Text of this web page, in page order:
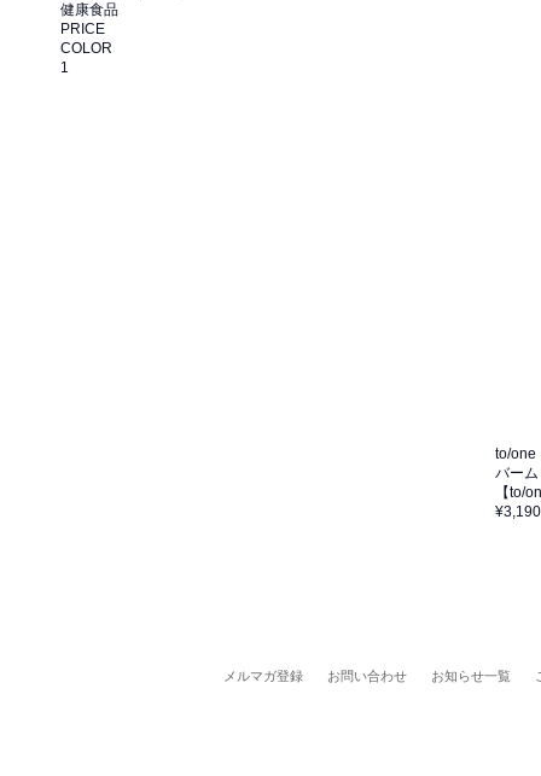
健康食品
PRICE
COLOR
to/one
バーム
【to/
¥3,190
1
メルマガ登録 お問い合わせ お知らせ一覧